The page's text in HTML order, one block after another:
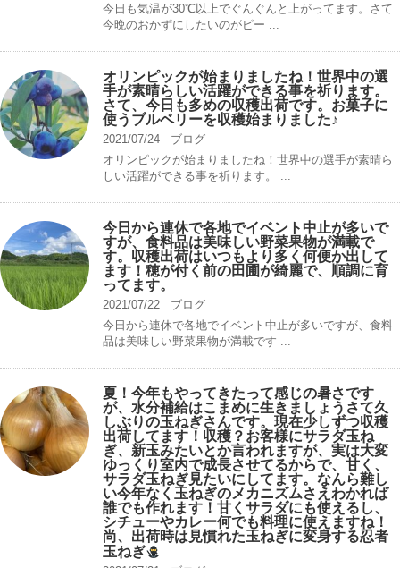
今日も気温が30℃以上でぐんぐんと上がってます。さて
今晩のおかずにしたいのがピー ...
オリンピックが始まりましたね！世界中の選
手が素晴らしい活躍ができる事を祈ります。
さて、今日も多めの収穫出荷です。お菓子に
使うブルベリーを収穫始まりました♪
2021/07/24
ブログ
オリンピックが始まりましたね！世界中の選手が素晴ら
しい活躍ができる事を祈ります。 ...
今日から連休で各地でイベント中止が多いで
すが、食料品は美味しい野菜果物が満載で
す。収穫出荷はいつもより多く何便か出して
ます！穂が付く前の田圃が綺麗で、順調に育
ってます。
2021/07/22
ブログ
今日から連休で各地でイベント中止が多いですが、食料
品は美味しい野菜果物が満載です ...
夏！今年もやってきたって感じの暑さです
が、水分補給はこまめに生きましょうさて久
しぶりの玉ねぎさんです。現在少しずつ収穫
出荷してます！収穫？お客様にサラダ玉ね
ぎ、新玉みたいとか言われますが、実は大変
ゆっくり室内で成長させてるからで、甘く、
サラダ玉ねぎ見たいにしてます。なんら難し
い今年なく玉ねぎのメカニズムさえわかれば
誰でも作れます！甘くサラダにも使えるし、
シチューやカレー何でも料理に使えますね！
尚、出荷時は見慣れた玉ねぎに変身する忍者
玉ねぎ